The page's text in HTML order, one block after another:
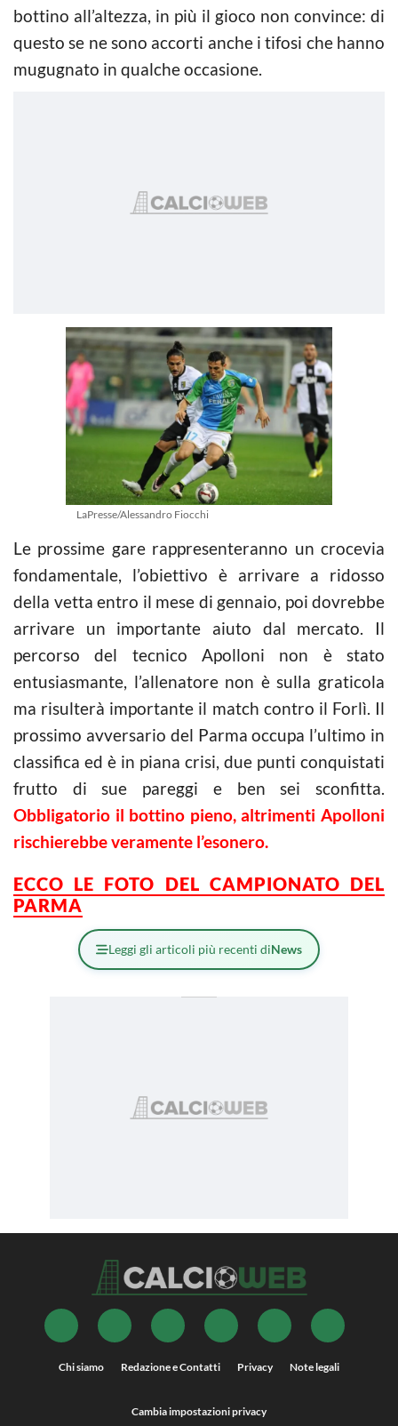
bottino all’altezza, in più il gioco non convince: di
questo se ne sono accorti anche i tifosi che hanno
mugugnato in qualche occasione.
LaPresse/Alessandro Fiocchi
Le prossime gare rappresenteranno un crocevia
fondamentale, l’obiettivo è arrivare a ridosso
della vetta entro il mese di gennaio, poi dovrebbe
arrivare un importante aiuto dal mercato. Il
percorso del tecnico Apolloni non è stato
entusiasmante, l’allenatore non è sulla graticola
ma risulterà importante il match contro il Forlì. Il
prossimo avversario del Parma occupa l’ultimo in
classifica ed è in piana crisi, due punti conquistati
frutto di sue pareggi e ben sei sconfitta.
Obbligatorio il bottino pieno, altrimenti Apolloni
rischierebbe veramente l’esonero.
ECCO LE FOTO DEL CAMPIONATO DEL
PARMA
Leggi gli articoli più recenti diNews
Chi siamo Redazione e Contatti Privacy Note legali
Cambia impostazioni privacy